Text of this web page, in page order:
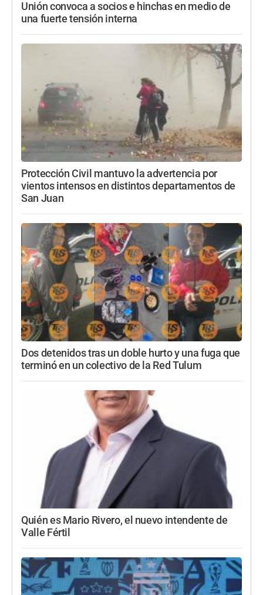
Unión convoca a socios e hinchas en medio de
una fuerte tensión interna
Protección Civil mantuvo la advertencia por
vientos intensos en distintos departamentos de
San Juan
Dos detenidos tras un doble hurto y una fuga que
terminó en un colectivo de la Red Tulum
Quién es Mario Rivero, el nuevo intendente de
Valle Fértil